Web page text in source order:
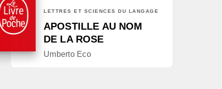
LETTRES ET SCIENCES DU LANGAGE
APOSTILLE AU NOM
DE LA ROSE
Umberto Eco